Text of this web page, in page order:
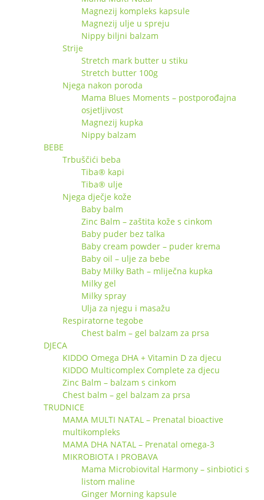
Magnezij kompleks kapsule
Magnezij ulje u spreju
Nippy biljni balzam
Strije
Stretch mark butter u stiku
Stretch butter 100g
Njega nakon poroda
Mama Blues Moments – postporođajna
osjetljivost
Magnezij kupka
Nippy balzam
BEBE
Trbuščići beba
Tiba® kapi
Tiba® ulje
Njega dječje kože
Baby balm
Zinc Balm – zaštita kože s cinkom
Baby puder bez talka
Baby cream powder – puder krema
Baby oil – ulje za bebe
Baby Milky Bath – mliječna kupka
Milky gel
Milky spray
Ulja za njegu i masažu
Respiratorne tegobe
Chest balm – gel balzam za prsa
DJECA
KIDDO Omega DHA + Vitamin D za djecu
KIDDO Multicomplex Complete za djecu
Zinc Balm – balzam s cinkom
Chest balm – gel balzam za prsa
TRUDNICE
MAMA MULTI NATAL – Prenatal bioactive
multikompleks
MAMA DHA NATAL – Prenatal omega-3
MIKROBIOTA I PROBAVA
Mama Microbiovital Harmony – sinbiotici s
listom maline
Ginger Morning kapsule